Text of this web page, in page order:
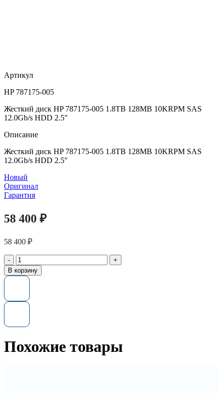
Артикул
HP 787175-005
Жесткий диск HP 787175-005 1.8TB 128MB 10KRPM SAS
12.0Gb/s HDD 2.5″
Описание
Жесткий диск HP 787175-005 1.8TB 128MB 10KRPM SAS
12.0Gb/s HDD 2.5″
Новый
Оригинал
Гарантия
58 400 ₽
58 400 ₽
Количество
товара
Жесткий
787175-
1.8TB
128MB
SAS
В корзину
Похожие товары